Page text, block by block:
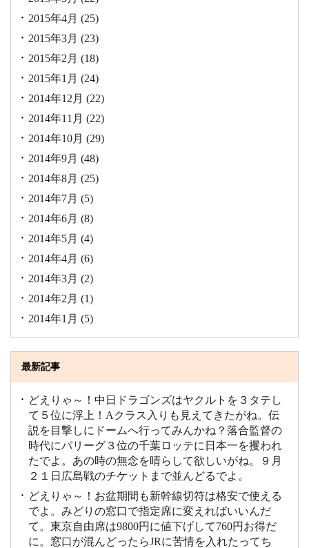
2015年4月 (25)
2015年3月 (23)
2015年2月 (18)
2015年1月 (24)
2014年12月 (22)
2014年11月 (22)
2014年10月 (29)
2014年9月 (48)
2014年8月 (25)
2014年7月 (5)
2014年6月 (8)
2014年5月 (4)
2014年4月 (6)
2014年3月 (2)
2014年2月 (1)
2014年1月 (5)
最新記事
どえりゃ～！中日ドラゴンズはヤクルトを３タテし
て５位に浮上！Aクラス入りも見えてきたがね。伝
説を目撃しにドームへ行ってみんかね？落合監督の
時代にパリーグ３位の千葉ロッテに日本一を攫われ
たでよ。あの時の無念を晴らして欲しいがね。９月
２１日広島戦のチケットまで並んどるでよ。
どえりゃ～！お盆期間も新幹線切符は格安で使える
でよ。みどりの窓口で指定席に変えればいいんだ
て。東京自由席は9800円に値下げして760円お得だ
に。窓口が混んどったらJRに苦情を入れたってち